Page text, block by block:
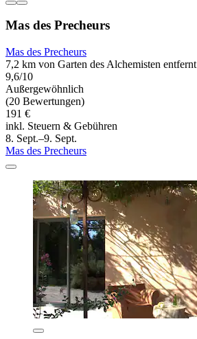
Mas des Precheurs
Mas des Precheurs
7,2 km von Garten des Alchemisten entfernt
9,6/10
Außergewöhnlich
(20 Bewertungen)
191 €
inkl. Steuern & Gebühren
8. Sept.–9. Sept.
Mas des Precheurs